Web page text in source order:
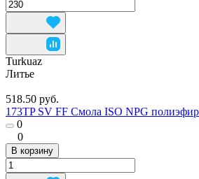
Turkuaz
Литье
518.50 руб.
173TP SV FF Смола ISO NPG
0
0
В корзину